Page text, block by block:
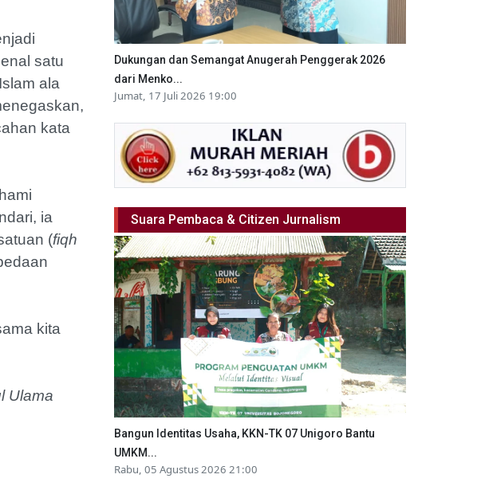
satu
ala
kata
ia
(fiqh
kita
Ulama
Dukungan dan Semangat Anugerah Penggerak 2026
dari Menko...
Jumat, 17 Juli 2026 19:00
Suara Pembaca & Citizen Jurnalism
Bangun Identitas Usaha, KKN-TK 07 Unigoro Bantu
UMKM...
Rabu, 05 Agustus 2026 21:00